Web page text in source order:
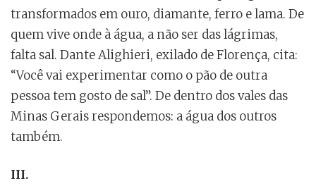
transformados em ouro, diamante, ferro e lama. De
quem vive onde à água, a não ser das lágrimas,
falta sal. Dante Alighieri, exilado de Florença, cita:
“Você vai experimentar como o pão de outra
pessoa tem gosto de sal”. De dentro dos vales das
Minas Gerais respondemos: a água dos outros
também.
III.